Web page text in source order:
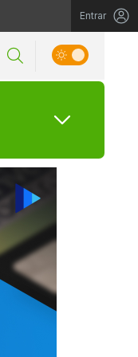
Entrar